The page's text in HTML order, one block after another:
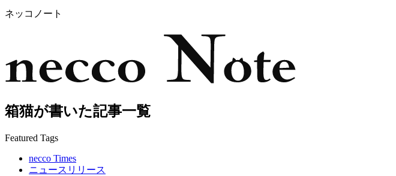
ネッコノート
箱猫が書いた記事一覧
Featured Tags
necco Times
ニュースリリース